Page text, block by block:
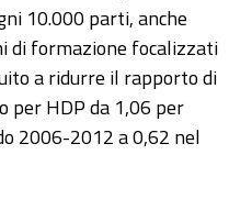
10.000 parti, anche
di formazione focalizzati
a ridurre il rapporto di
per HDP da 1,06 per
2006-2012 a 0,62 nel